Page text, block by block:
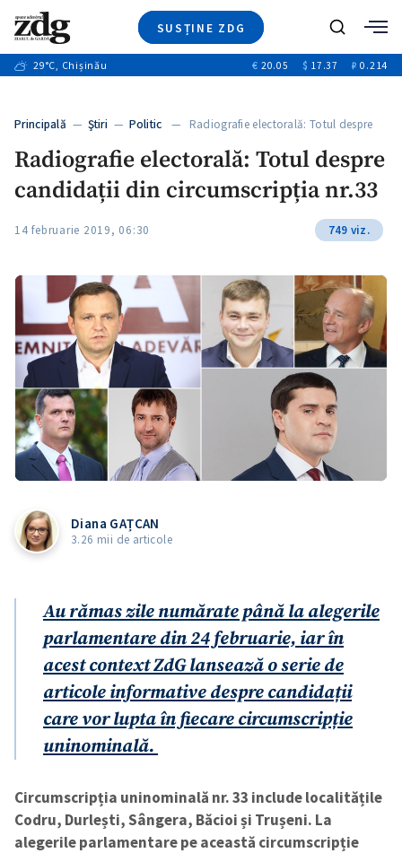
SUSȚINE ZDG
Ştiri
+6
Video
Special
+1
+1
+1
Blog
+2
Caută
29°C, Chișinău € 20.05 $ 17.37 ₽ 0.214
Principală — Ştiri — Politic — Radiografie electorală: Totul despre
Radiografie electorală: Totul despre
candidații din circumscripția nr.33
14 februarie 2019, 06:30 749 viz.
Diana GAȚCAN
3.26 mii de articole
Au rămas zile numărate până la alegerile
parlamentare din 24 februarie, iar în
acest context ZdG lansează o serie de
articole informative despre candidații
care vor lupta în fiecare circumscripție
uninominală.
Circumscripția uninominală nr. 33 include localitățile
Codru, Durlești, Sângera, Băcioi și Trușeni. La
alegerile parlamentare pe această circumscripție